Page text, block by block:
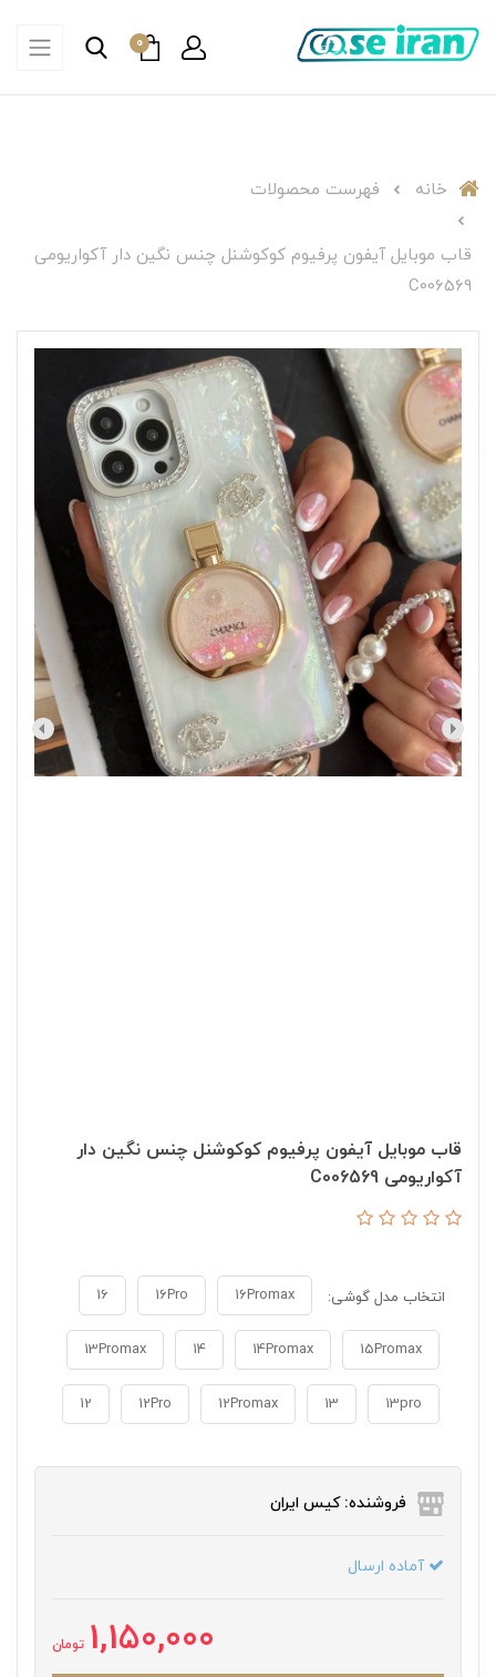
0
خانه فهرست محصولات
قاب موبایل آیفون پرفیوم کوکوشنل چنس نگین دار آکواریومی
C006569
قاب موبایل آیفون پرفیوم کوکوشنل چنس نگین دار
آکواریومی C006569
انتخاب مدل گوشی: 16Promax
16Pro
16
15Promax
14Promax
14
13Promax
13pro
13
12Promax
12Pro
12
فروشنده: کیس ایران
آماده ارسال
1,150,000 تومان